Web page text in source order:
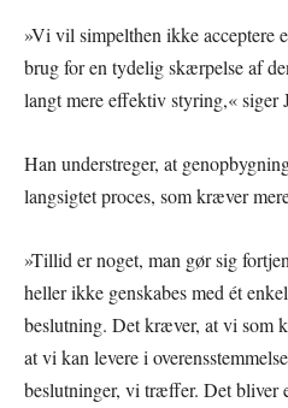
»Vi vil simpelthen ikke acceptere
brug for en tydelig skærpelse af
langt mere effektiv styring,« siger
Han understreger, at
langsigtet proces, som kræver
»Tillid er noget, man gør sig
heller ikke genskabes med ét
beslutning. Det kræver, at vi som
at vi kan levere i
beslutninger, vi træffer. Det bliver